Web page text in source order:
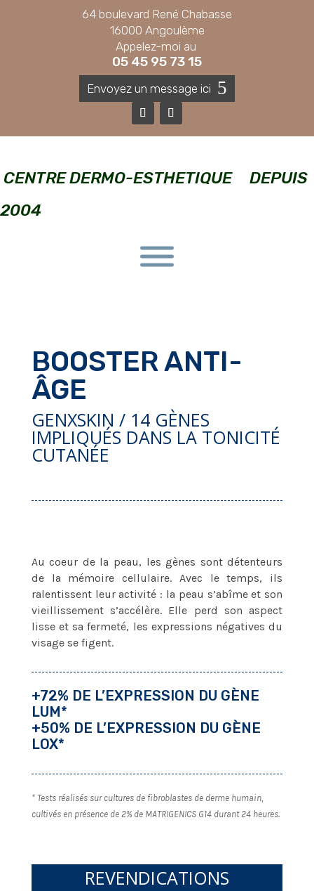
64 boulevard René Chabasse
16000 Angoulème
Appelez-moi au
05 45 95 73 15
Envoyez un message ici
CENTRE DERMO-ESTHETIQUE DEPUIS
2004
BOOSTER ANTI-
ÂGE
GENXSKIN / 14 GÈNES
IMPLIQUÉS DANS LA TONICITÉ
CUTANÉE
Au coeur de la peau, les gènes sont détenteurs
de la mémoire cellulaire. Avec le temps, ils
ralentissent leur activité : la peau s’abîme et son
vieillissement s’accélère. Elle perd son aspect
lisse et sa fermeté, les expressions négatives du
visage se figent.
+72% DE L’EXPRESSION DU GÈNE
LUM*
+50% DE L’EXPRESSION DU GÈNE
LOX*
* Tests réalisés sur cultures de fibroblastes de derme humain,
cultivés en présence de 2% de MATRIGENICS G14 durant 24 heures.
REVENDICATIONS